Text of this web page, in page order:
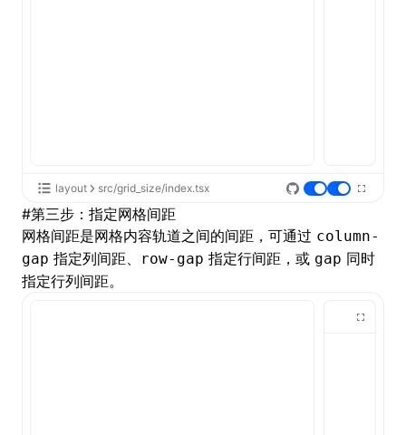
layout src/grid_size/index.tsx
#第三步：指定网格间距
网格间距是网格内容轨道之间的间距，可通过 column-
gap 指定列间距、 row-gap 指定行间距，或 gap 同时
指定行列间距。